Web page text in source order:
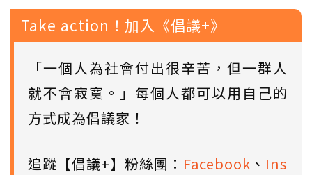
Take action！加入《倡議+》
「一個人為社會付出很辛苦，但一群人
就不會寂寞。」每個人都可以用自己的
方式成為倡議家！
追蹤【倡議+】粉絲團： Facebook 、 Ins